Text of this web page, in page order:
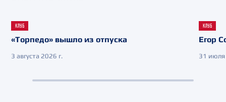
КЛУБ
«Торпедо» вышло из отпуска
3 августа 2026 г.
КЛУБ
Егор
31 июля